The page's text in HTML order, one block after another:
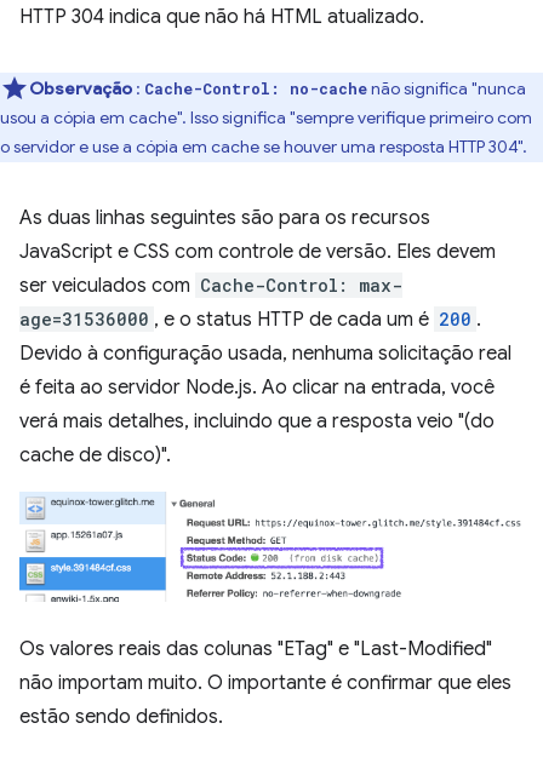
HTTP 304 indica que não há HTML atualizado.
Observação : Cache-Control: no-cachenão significa "nunca
usou a cópia em cache". Isso significa "sempre verifique primeiro com
o servidor e use a cópia em cache se houver uma resposta HTTP 304".
As duas linhas seguintes são para os recursos
JavaScript e CSS com controle de versão. Eles devem
ser veiculados com Cache-Control: max-
age=31536000 , e o status HTTP de cada um é 200 .
Devido à configuração usada, nenhuma solicitação real
é feita ao servidor Node.js. Ao clicar na entrada, você
verá mais detalhes, incluindo que a resposta veio "(do
cache de disco)".
Os valores reais das colunas "ETag" e "Last-Modified"
não importam muito. O importante é confirmar que eles
estão sendo definidos.